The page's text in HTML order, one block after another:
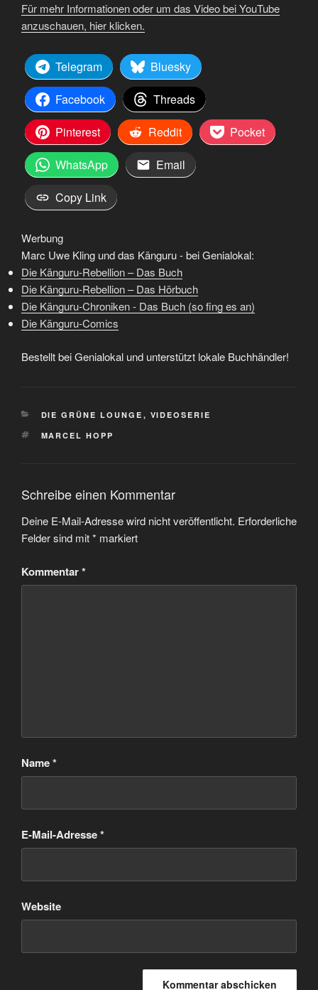
Für mehr Informationen oder um das Video bei YouTube
anzuschauen, hier klicken.
Telegram
Bluesky
Facebook
Threads
Pinterest
Reddit
Pocket
WhatsApp
Email
Copy Link
Werbung
Marc Uwe Kling und das Känguru - bei Genialokal:
Die Känguru-Rebellion – Das Buch
Die Känguru-Rebellion – Das Hörbuch
Die Känguru-Chroniken - Das Buch (so fing es an)
Die Känguru-Comics
Bestellt bei Genialokal und unterstützt lokale Buchhändler!
KATEGORIEN
DIE GRÜNE LOUNGE , VIDEOSERIE
SCHLAGWÖRTER
MARCEL HOPP
Schreibe einen Kommentar
Deine E-Mail-Adresse wird nicht veröffentlicht. Erforderliche
Felder sind mit* markiert
Kommentar*
Name*
E-Mail-Adresse*
Website